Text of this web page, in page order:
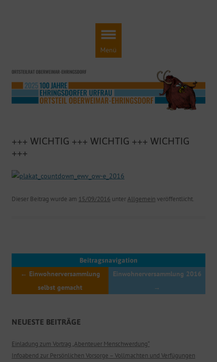
Menü
+++ WICHTIG +++ WICHTIG +++ WICHTIG
+++
Dieser Beitrag wurde am 15/09/2016 unterAllgemein veröffentlicht.
Beitragsnavigation
← Einwohnerversammlung
selbst gemacht
Einwohnerversammlung 2016
→
NEUESTE BEITRÄGE
Einladung zum Vortrag „Abenteuer Menschwerdung“
Infoabend zur Persönlichen Vorsorge – Vollmachten und Verfügungen